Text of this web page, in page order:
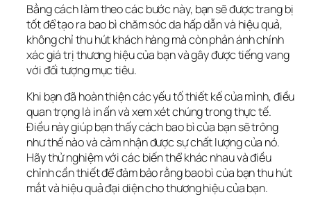
Bằng cách làm theo các bước này, bạn sẽ được trang bị
tốt để tạo ra bao bì chăm sóc da hấp dẫn và hiệu quả,
không chỉ thu hút khách hàng mà còn phản ánh chính
xác giá trị thương hiệu của bạn và gây được tiếng vang
với đối tượng mục tiêu.
Khi bạn đã hoàn thiện các yếu tố thiết kế của mình, điều
quan trọng là in ấn và xem xét chúng trong thực tế.
Điều này giúp bạn thấy cách bao bì của bạn sẽ trông
như thế nào và cảm nhận được sự chất lượng của nó.
Hãy thử nghiệm với các biến thể khác nhau và điều
chỉnh cần thiết để đảm bảo rằng bao bì của bạn thu hút
mắt và hiệu quả đại diện cho thương hiệu của bạn.